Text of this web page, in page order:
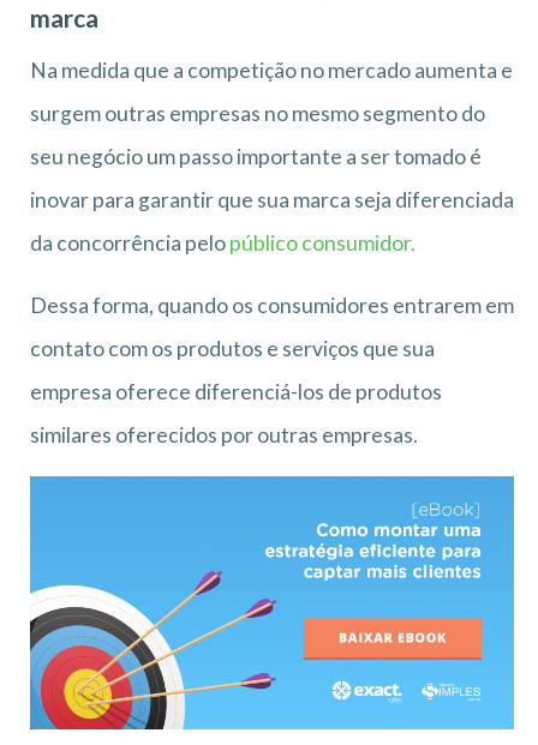
marca
Na medida que a competição no mercado aumenta e
surgem outras empresas no mesmo segmento do
seu negócio um passo importante a ser tomado é
inovar para garantir que sua marca seja diferenciada
da concorrência pelopúblico consumidor.
Dessa forma, quando os consumidores entrarem em
contato com os produtos e serviços que sua
empresa oferece diferenciá-los de produtos
similares oferecidos por outras empresas.